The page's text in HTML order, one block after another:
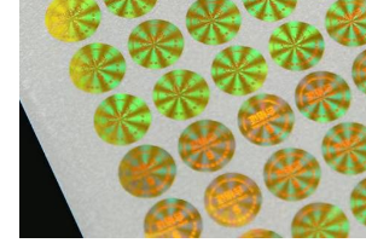
Anmerkung:
Preise hängen von den
Größe, Druckfarbe, Menge und
stellen.